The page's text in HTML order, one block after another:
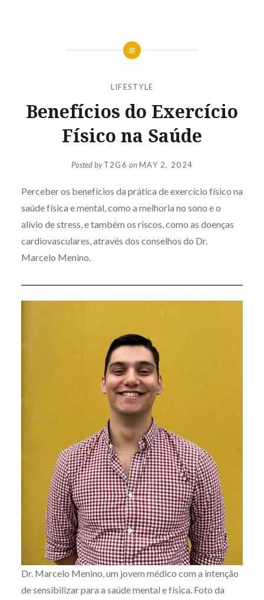
LIFESTYLE
Benefícios do Exercício
Físico na Saúde
Posted byT2G6 onMAY 2, 2024
Perceber os benefícios da prática de exercício físico na
saúde física e mental, como a melhoria no sono e o
alívio de stress, e também os riscos, como as doenças
cardiovasculares, através dos conselhos do Dr.
Marcelo Menino.
Dr. Marcelo Menino, um jovem médico com a intenção
de sensibilizar para a saúde mental e física. Foto da